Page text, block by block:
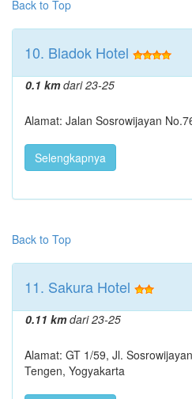
Back to Top
10. Bladok Hotel
0.1 kmdari 23-25
Alamat: Jalan Sosrowijayan
Selengkapnya
Back to Top
11. Sakura Hotel
0.11 kmdari 23-25
Alamat: GT 1/59, Jl.
Tengen, Yogyakarta